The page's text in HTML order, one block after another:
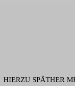
HIERZU SPÄTHER